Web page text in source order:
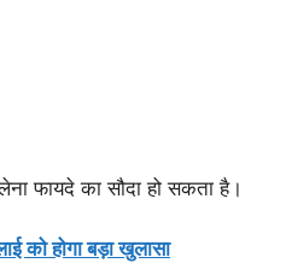
फायदे का सौदा हो सकता है।
होगा बड़ा खुलासा